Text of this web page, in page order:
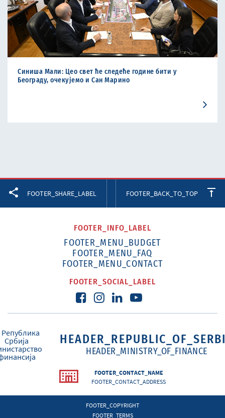
Синиша Мали: Цео свет ће следеће године бити у
Београду, очекујемо и Сан Марино
FOOTER_SHARE_LABEL FOOTER_BACK_TO_TOP
FOOTER_INFO_LABEL
FOOTER_MENU_BUDGET
FOOTER_MENU_FAQ
FOOTER_MENU_CONTACT
FOOTER_SOCIAL_LABEL
HEADER_MINISTRY_OF_FINANCE
FOOTER_CONTACT_NAME
FOOTER_CONTACT_ADDRESS
FOOTER_COPYRIGHT
FOOTER_TERMS